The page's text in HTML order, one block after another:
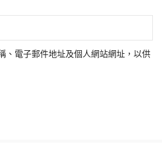
、電子郵件地址及個人網站網址，以供